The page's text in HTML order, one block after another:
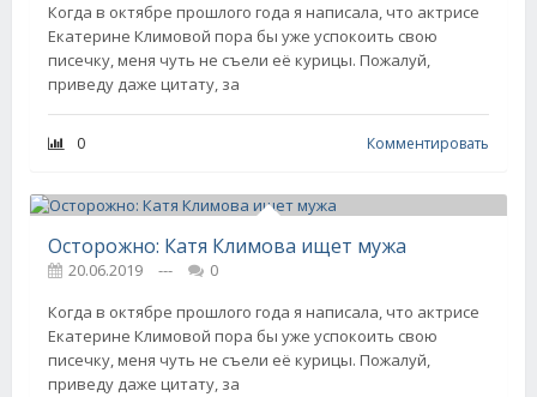
Когда в октябре прошлого года я написала, что актрисе
Екатерине Климовой пора бы уже успокоить свою
писечку, меня чуть не съели её курицы. Пожалуй,
приведу даже цитату, за
0 Комментировать
Осторожно: Катя Климова ищет мужа
20.06.2019 ---
0
Когда в октябре прошлого года я написала, что актрисе
Екатерине Климовой пора бы уже успокоить свою
писечку, меня чуть не съели её курицы. Пожалуй,
приведу даже цитату, за